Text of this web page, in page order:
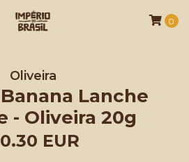
0
Oliveira
Lanche
- Oliveira 20g
EUR